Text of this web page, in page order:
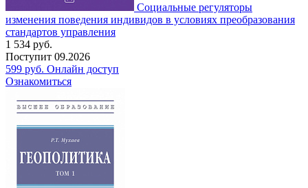
Социальные регуляторы
изменения поведения индивидов в условиях преобразования
стандартов управления
1 534 руб.
Поступит 09.2026
599 руб. Онлайн доступ
Ознакомиться